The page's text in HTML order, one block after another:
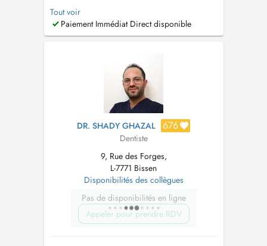
´odontologie au APHP ,Hôpital Henri Mondor
Créteil,Île-de-France. -Diplôme universitaire
Croissance cranio-faciale orthopédie dento-
Tout voir
Paiement Immédiat Direct disponible
DR. SHADY GHAZAL 676
Dentiste
9, Rue des Forges,
L-7771 Bissen
Disponibilités des collègues
Pas de disponibilités en ligne
Appeler pour prendre RDV